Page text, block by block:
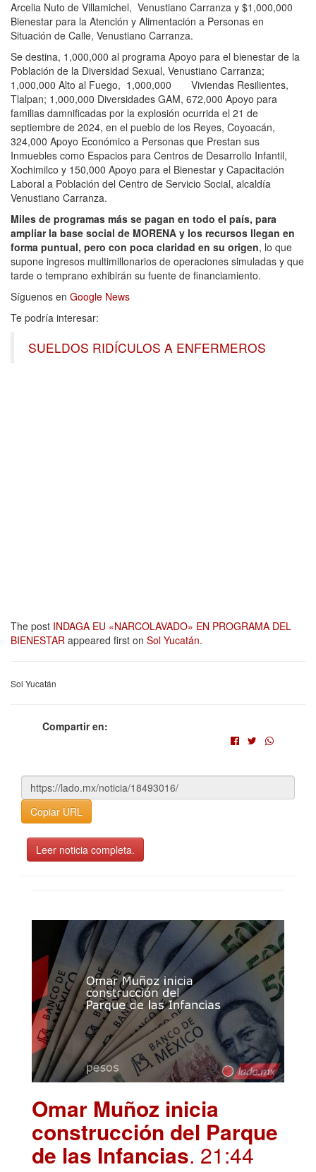
Arcelia Nuto de Villamichel, Venustiano Carranza y $1,000,000
Bienestar para la Atención y Alimentación a Personas en
Situación de Calle, Venustiano Carranza.
Se destina, 1,000,000 al programa Apoyo para el bienestar de la
Población de la Diversidad Sexual, Venustiano Carranza;
1,000,000 Alto al Fuego, 1,000,000 Viviendas Resilientes,
Tlalpan; 1,000,000 Diversidades GAM, 672,000 Apoyo para
familias damnificadas por la explosión ocurrida el 21 de
septiembre de 2024, en el pueblo de los Reyes, Coyoacán,
324,000 Apoyo Económico a Personas que Prestan sus
Inmuebles como Espacios para Centros de Desarrollo Infantil,
Xochimilco y 150,000 Apoyo para el Bienestar y Capacitación
Laboral a Población del Centro de Servicio Social, alcaldía
Venustiano Carranza.
Miles de programas más se pagan en todo el país, para
ampliar la base social de MORENA y los recursos llegan en
forma puntual, pero con poca claridad en su origen, lo que
supone ingresos multimillonarios de operaciones simuladas y que
tarde o temprano exhibirán su fuente de financiamiento.
Síguenos en Google News
Te podría interesar:
SUELDOS RIDÍCULOS A ENFERMEROS
The post INDAGA EU «NARCOLAVADO» EN PROGRAMA DEL
BIENESTAR appeared first on Sol Yucatán.
Sol Yucatán
Compartir en:
Copiar URL
Leer noticia completa.
Omar Muñoz inicia
construcción del Parque
de las Infancias. 21:44